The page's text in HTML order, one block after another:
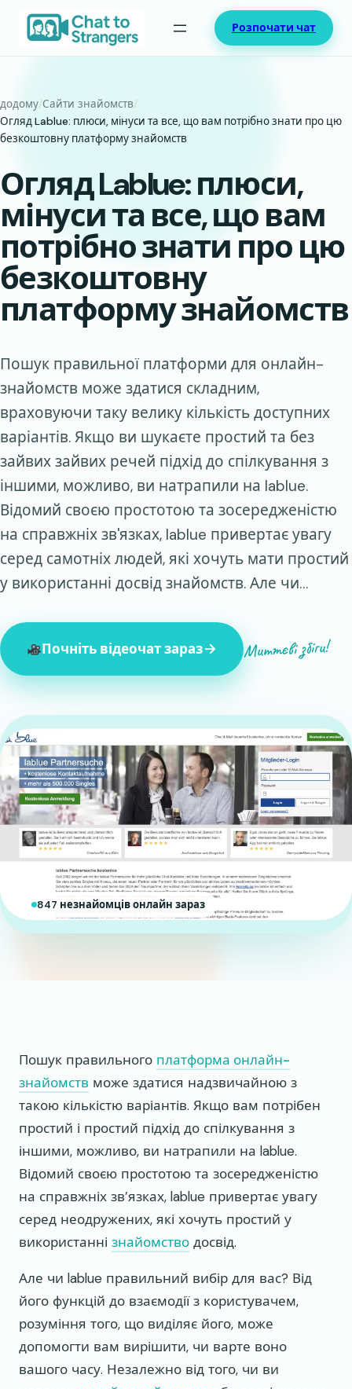
Перейти
Розпочати чат
додому/Сайти знайомств/
Огляд Lablue: плюси, мінуси та все, що вам потрібно знати про цю
безкоштовну платформу знайомств
Огляд Lablue: плюси,
мінуси та все, що вам
потрібно знати про цю
безкоштовну
платформу знайомств
Пошук правильної платформи для онлайн-
знайомств може здатися складним,
враховуючи таку велику кількість доступних
варіантів. Якщо ви шукаєте простий та без
зайвих зайвих речей підхід до спілкування з
іншими, можливо, ви натрапили на lablue.
Відомий своєю простотою та зосередженістю
на справжніх зв'язках, lablue привертає увагу
серед самотніх людей, які хочуть мати простий
у використанні досвід знайомств. Але чи…
Почніть відеочат зараз Миттєві збіги!
847 незнайомців онлайн зараз
Пошук правильного платформа онлайн-
знайомств може здатися надзвичайною з
такою кількістю варіантів. Якщо вам потрібен
простий і простий підхід до спілкування з
іншими, можливо, ви натрапили на lablue.
Відомий своєю простотою та зосередженістю
на справжніх зв’язках, lablue привертає увагу
серед неодружених, які хочуть простий у
використанні знайомство досвід.
Але чи lablue правильний вибір для вас? Від
його функцій до взаємодії з користувачем,
розуміння того, що виділяє його, може
допомогти вам вирішити, чи варте воно
вашого часу. Незалежно від того, чи ви